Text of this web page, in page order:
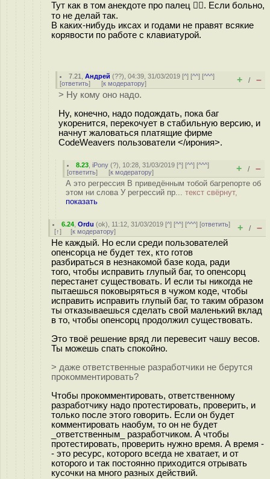
Тут как в том анекдоте про палец 👉🏿. Если больно,
то не делай так.
В каких-нибудь иксах и годами не правят всякие
корявости по работе с клавиатурой.
7.21 ,Андрей (??), 04:39, 31/03/2019 [^] [^^] [^^^]
[ответить] [к модератору] + / –
> Ну кому оно надо.
Ну, конечно, надо подождать, пока баг
укоренится, перекочует в стабильную версию, и
начнут жаловаться платящие фирме
CodeWeavers пользователи </ирония>.
8.23 ,iPony (?), 10:28, 31/03/2019 [^] [^^] [^^^]
[ответить] [к модератору] + / –
А это регрессия В приведённым тобой багрепорте об
этом ни слова У регрессий пр... текст свёрнут,
показать
6.24 ,Ordu (ok), 11:12, 31/03/2019 [^] [^^] [^^^] [ответить]
[↑] [к модератору] + / –
Не каждый. Но если среди пользователей
опенсорца не будет тех, кто готов
разбираться в незнакомой базе кода, ради
того, чтобы исправить глупый баг, то опенсорц
перестанет существовать. И если ты никогда не
пытаешься поковыряться в чужом коде, чтобы
исправить исправить глупый баг, то таким образом
ты отказываешься сделать свой маленький вклад
в то, чтобы опенсорц продолжил существовать.
Это твоё решение вряд ли перевесит чашу весов.
Ты можешь спать спокойно.
> даже ответственные разработчики не берутся
прокомментировать?
Чтобы прокомментировать, ответственному
разработчику надо протестировать, проверить, и
только после этого говорить. Если он будет
комментировать наобум, то он не будет
_ответственным_ разработчиком. А чтобы
протестировать, проверить нужно время. А время -
- это ресурс, которого всегда не хватает, и от
которого и так постоянно приходится отрывать
кусочки на много разных действий.